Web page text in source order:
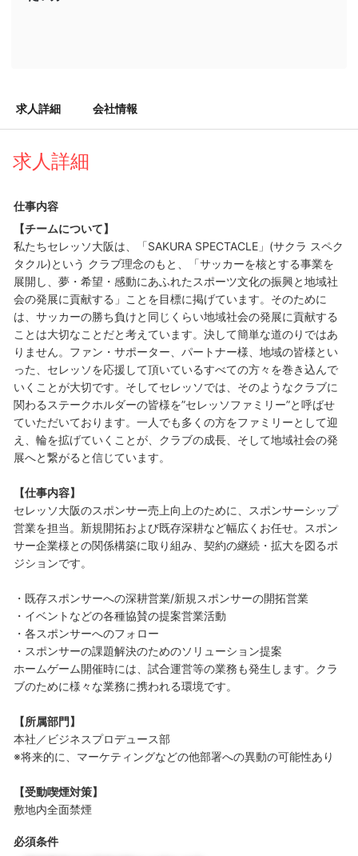
求人詳細 会社情報
求人詳細
仕事内容
【チームについて】
私たちセレッソ大阪は、「SAKURA SPECTACLE」(サクラ スペク
タクル)という クラブ理念のもと、「サッカーを核とする事業を
展開し、夢・希望・感動にあふれたスポーツ文化の振興と地域社
会の発展に貢献する」ことを目標に掲げています。そのために
は、サッカーの勝ち負けと同じくらい地域社会の発展に貢献する
ことは大切なことだと考えています。決して簡単な道のりではあ
りません。ファン・サポーター、パートナー様、地域の皆様とい
った、セレッソを応援して頂いているすべての方々を巻き込んで
いくことが大切です。そしてセレッソでは、そのようなクラブに
関わるステークホルダーの皆様を”セレッソファミリー”と呼ばせ
ていただいております。一人でも多くの方をファミリーとして迎
え、輪を拡げていくことが、クラブの成長、そして地域社会の発
展へと繋がると信じています。
【仕事内容】
セレッソ大阪のスポンサー売上向上のために、スポンサーシップ
営業を担当。新規開拓および既存深耕など幅広くお任せ。スポン
サー企業様との関係構築に取り組み、契約の継続・拡大を図るポ
ジションです。
・既存スポンサーへの深耕営業/新規スポンサーの開拓営業
・イベントなどの各種協賛の提案営業活動
・各スポンサーへのフォロー
・スポンサーの課題解決のためのソリューション提案
ホームゲーム開催時には、試合運営等の業務も発生します。クラ
ブのために様々な業務に携われる環境です。
【所属部門】
本社／ビジネスプロデュース部
※将来的に、マーケティングなどの他部署への異動の可能性あり
【受動喫煙対策】
敷地内全面禁煙
必須条件